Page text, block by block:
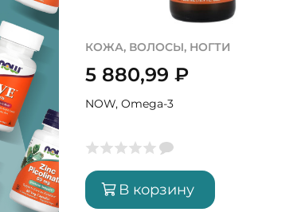
КОЖА, ВОЛОСЫ, НОГТИ
5 880,99 ₽
NOW, Omega-3
В корзину